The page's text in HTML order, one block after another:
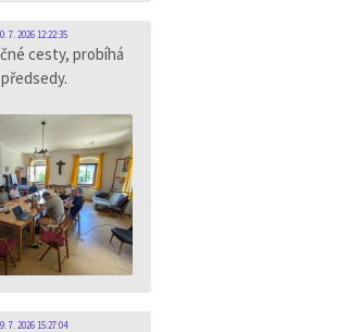
7. 2026 12:22:35
cesty, probíhá
7. 2026 15:27:04